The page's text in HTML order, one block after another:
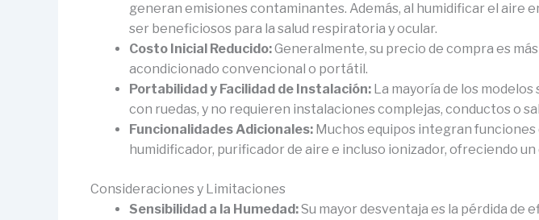
generan emisiones contaminantes. Además, al humidificar el aire
ser beneficiosos para la salud respiratoria y ocular.
Costo Inicial Reducido:Generalmente, su precio de compra es
acondicionado convencional o portátil.
Portabilidad y Facilidad de Instalación: La mayoría de los
con ruedas, y no requieren instalaciones complejas, conductos o
Funcionalidades Adicionales: Muchos equipos integran funciones
humidificador, purificador de aire e incluso ionizador, ofreciendo
Consideraciones y Limitaciones
Sensibilidad a la Humedad:Su mayor desventaja es la pérdida de